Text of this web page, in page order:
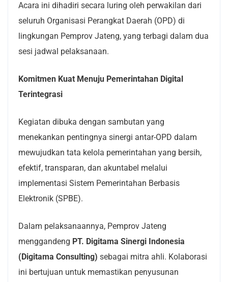
Acara ini dihadiri secara luring oleh perwakilan dari
seluruh Organisasi Perangkat Daerah (OPD) di
lingkungan Pemprov Jateng, yang terbagi dalam dua
sesi jadwal pelaksanaan.
Komitmen Kuat Menuju Pemerintahan Digital
Terintegrasi
Kegiatan dibuka dengan sambutan yang
menekankan pentingnya sinergi antar-OPD dalam
mewujudkan tata kelola pemerintahan yang bersih,
efektif, transparan, dan akuntabel melalui
implementasi Sistem Pemerintahan Berbasis
Elektronik (SPBE).
Dalam pelaksanaannya, Pemprov Jateng
menggandeng PT. Digitama Sinergi Indonesia
(Digitama Consulting) sebagai mitra ahli. Kolaborasi
ini bertujuan untuk memastikan penyusunan